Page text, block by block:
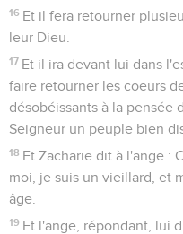
16 Et il fera retourner
leur Dieu.
17 Et il ira devant lui dans
faire retourner les coeurs
désobéissants à la pensée
Seigneur un peuple bien
18 Et Zacharie dit à l'ange :
moi, je suis un vieillard, et
âge.
19 Et l'ange, répondant, lui